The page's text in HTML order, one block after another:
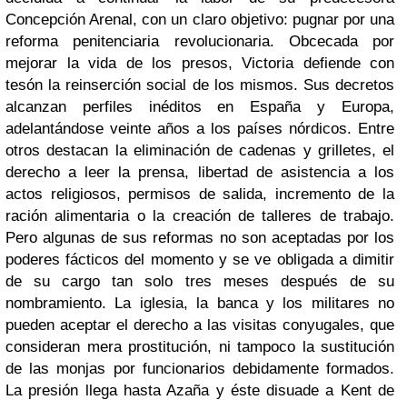
Concepción Arenal, con un claro objetivo: pugnar por una
reforma penitenciaria revolucionaria. Obcecada por
mejorar la vida de los presos, Victoria defiende con
tesón la reinserción social de los mismos. Sus decretos
alcanzan perfiles inéditos en España y Europa,
adelantándose veinte años a los países nórdicos. Entre
otros destacan la eliminación de cadenas y grilletes, el
derecho a leer la prensa, libertad de asistencia a los
actos religiosos, permisos de salida, incremento de la
ración alimentaria o la creación de talleres de trabajo.
Pero algunas de sus reformas no son aceptadas por los
poderes fácticos del momento y se ve obligada a dimitir
de su cargo tan solo tres meses después de su
nombramiento. La iglesia, la banca y los militares no
pueden aceptar el derecho a las visitas conyugales, que
consideran mera prostitución, ni tampoco la sustitución
de las monjas por funcionarios debidamente formados.
La presión llega hasta Azaña y éste disuade a Kent de